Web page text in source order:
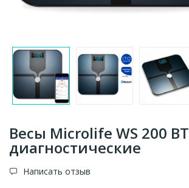
Весы Microlife WS 200 BT
диагностические
Написать отзыв